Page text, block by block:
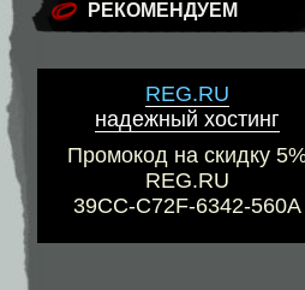
РЕКОМЕНДУЕМ
REG.RU
надежный хостинг
Промокод на скидку
REG.RU
39CC-C72F-6342-560A